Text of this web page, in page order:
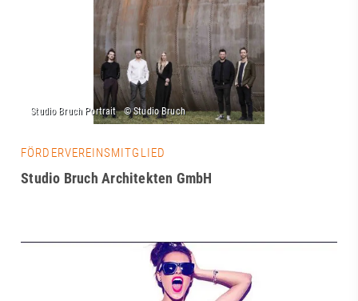
FÖRDERVEREINSMITGLIED
Studio Bruch Architekten GmbH